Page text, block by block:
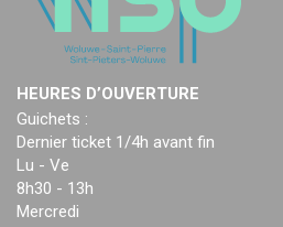
HEURES D’OUVERTURE
Guichets :
Dernier ticket 1/4h avant fin
Lu - Ve
8h30 - 13h
Mercredi